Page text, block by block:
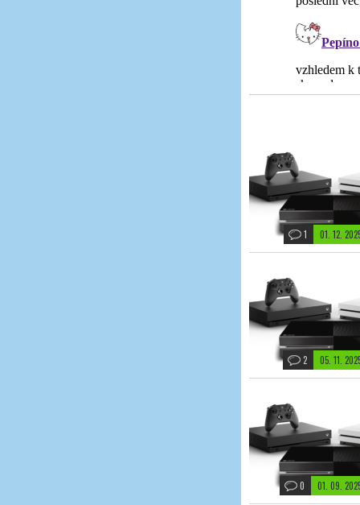
01. 12.
1
05. 11.
2
01. 09.
0